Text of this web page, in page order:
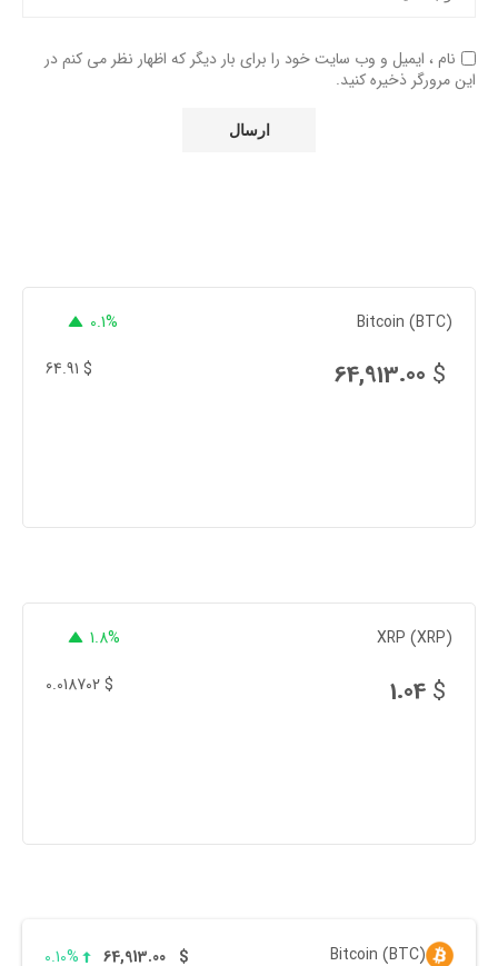
نام ، ایمیل و وب سایت خود را برای بار دیگر که اظهار نظر می کنم در
این مرورگر ذخیره کنید.
Bitcoin (BTC)
0.1%
$
64,913.00
$
64.91
XRP (XRP)
1.8%
$
1.04
$
0.018702
Bitcoin (BTC)
$
64,913.00
0.10%